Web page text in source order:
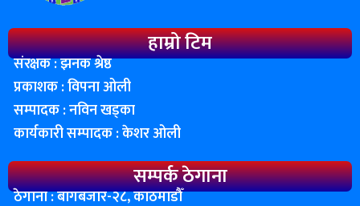
हाम्रो टिम
संरक्षक : झनक श्रेष्ठ
प्रकाशक : विपना ओली
सम्पादक : नविन खड्का
कार्यकारी सम्पादक : केशर ओली
सम्पर्क ठेगाना
ठेगाना : बागबजार-२८, काठमाडाैँ